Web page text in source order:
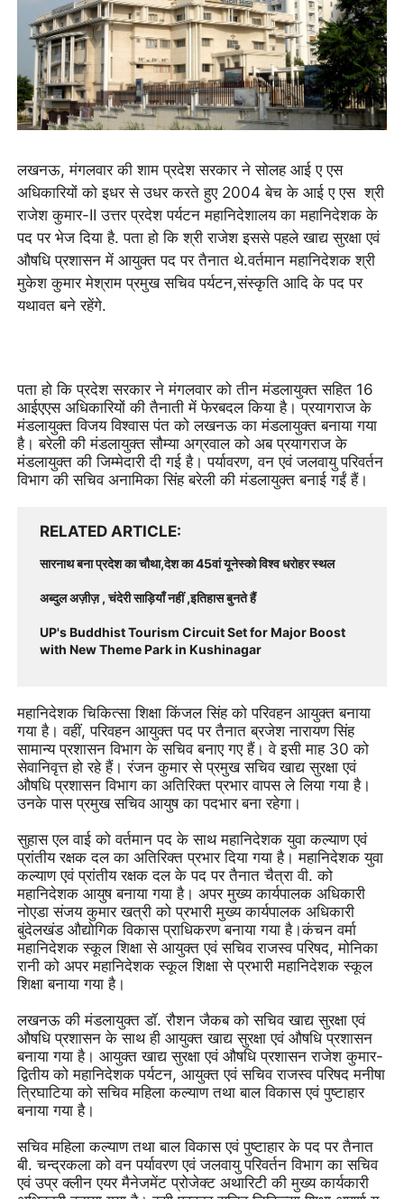
लखनऊ, मंगलवार की शाम प्रदेश सरकार ने सोलह आई ए एस
अधिकारियों को इधर से उधर करते हुए 2004 बेच के आई ए एस श्री
राजेश कुमार-II उत्तर प्रदेश पर्यटन महानिदेशालय का महानिदेशक के
पद पर भेज दिया है. पता हो कि श्री राजेश इससे पहले खाद्य सुरक्षा एवं
औषधि प्रशासन में आयुक्त पद पर तैनात थे.वर्तमान महानिदेशक श्री
मुकेश कुमार मेश्राम प्रमुख सचिव पर्यटन,संस्कृति आदि के पद पर
यथावत बने रहेंगे.
पता हो कि प्रदेश सरकार ने मंगलवार को तीन मंडलायुक्त सहित 16
आईएएस अधिकारियों की तैनाती में फेरबदल किया है। प्रयागराज के
मंडलायुक्त विजय विश्वास पंत को लखनऊ का मंडलायुक्त बनाया गया
है। बरेली की मंडलायुक्त सौम्या अग्रवाल को अब प्रयागराज के
मंडलायुक्त की जिम्मेदारी दी गई है। पर्यावरण, वन एवं जलवायु परिवर्तन
विभाग की सचिव अनामिका सिंह बरेली की मंडलायुक्त बनाई गईं हैं।
RELATED ARTICLE
सारनाथ बना प्रदेश का चौथा,देश का 45वां यूनेस्को विश्व धरोहर स्थल
अब्दुल अज़ीज़ , चंदेरी साड़ियाँ नहीं ,इतिहास बुनते हैं
UP's Buddhist Tourism Circuit Set for Major Boost
with New Theme Park in Kushinagar
महानिदेशक चिकित्सा शिक्षा किंजल सिंह को परिवहन आयुक्त बनाया
गया है। वहीं, परिवहन आयुक्त पद पर तैनात ब्रजेश नारायण सिंह
सामान्य प्रशासन विभाग के सचिव बनाए गए हैं। वे इसी माह 30 को
सेवानिवृत्त हो रहे हैं। रंजन कुमार से प्रमुख सचिव खाद्य सुरक्षा एवं
औषधि प्रशासन विभाग का अतिरिक्त प्रभार वापस ले लिया गया है।
उनके पास प्रमुख सचिव आयुष का पदभार बना रहेगा।
सुहास एल वाई को वर्तमान पद के साथ महानिदेशक युवा कल्याण एवं
प्रांतीय रक्षक दल का अतिरिक्त प्रभार दिया गया है। महानिदेशक युवा
कल्याण एवं प्रांतीय रक्षक दल के पद पर तैनात चैत्रा वी. को
महानिदेशक आयुष बनाया गया है। अपर मुख्य कार्यपालक अधिकारी
नोएडा संजय कुमार खत्री को प्रभारी मुख्य कार्यपालक अधिकारी
बुंदेलखंड औद्योगिक विकास प्राधिकरण बनाया गया है।कंचन वर्मा
महानिदेशक स्कूल शिक्षा से आयुक्त एवं सचिव राजस्व परिषद, मोनिका
रानी को अपर महानिदेशक स्कूल शिक्षा से प्रभारी महानिदेशक स्कूल
शिक्षा बनाया गया है।
लखनऊ की मंडलायुक्त डॉ. रौशन जैकब को सचिव खाद्य सुरक्षा एवं
औषधि प्रशासन के साथ ही आयुक्त खाद्य सुरक्षा एवं औषधि प्रशासन
बनाया गया है। आयुक्त खाद्य सुरक्षा एवं औषधि प्रशासन राजेश कुमार-
द्वितीय को महानिदेशक पर्यटन, आयुक्त एवं सचिव राजस्व परिषद मनीषा
त्रिघाटिया को सचिव महिला कल्याण तथा बाल विकास एवं पुष्टाहार
बनाया गया है।
सचिव महिला कल्याण तथा बाल विकास एवं पुष्टाहार के पद पर तैनात
बी. चन्द्रकला को वन पर्यावरण एवं जलवायु परिवर्तन विभाग का सचिव
एवं उप्र क्लीन एयर मैनेजमेंट प्रोजेक्ट अथारिटी की मुख्य कार्यकारी